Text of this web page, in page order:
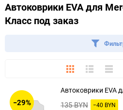
Автоковрики EVA для
Класс под заказ
ПлиткаПодробно
−29%
Автоковрики EVA
135 BYN −40 BYN